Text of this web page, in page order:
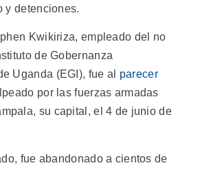
y detenciones.
Kwikiriza, empleado del no
de Gobernanza
Uganda (EGI), fue al parecer
por las fuerzas armadas
su capital, el 4 de junio de
fue abandonado a cientos de